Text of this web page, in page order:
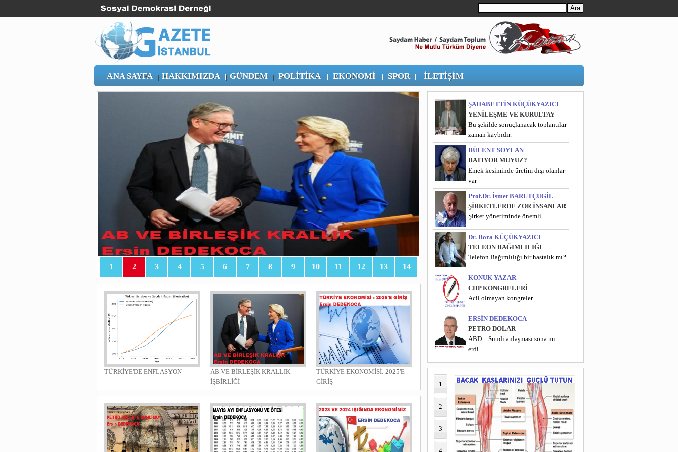
ANA SAYFA | HAKKIMIZDA | GÜNDEM| POLİTİKA | EKONOMİ | SPOR| İLETİŞİM
1 2 3 4 5 6 7 8 9 10 11 12 13 14
TÜRKİYE'DE ENFLASYON
AB VE BİRLEŞİK KRALLIK
İŞBİRLİĞİ
TÜRKİYE EKONOMİSİ: 2025'E
GİRİŞ
ŞAHABETTİN KÜÇÜKYAZICI
YENİLEŞME VE KURULTAY
Bu şekilde sonuçlanacak toplantılar
zaman kaybıdır.
BÜLENT SOYLAN
BATIYOR MUYUZ?
Emek kesiminde üretim dışı olanlar
var
Prof.Dr. İsmet BARUTÇUGİL
ŞİRKETLERDE ZOR İNSANLAR
Şirket yönetiminde önemli.
Dr. Bora KÜÇÜKYAZICI
TELEON BAĞIMLILIĞI
Telefon Bağımlılığı bir hastalık mı?
KONUK YAZAR
CHP KONGRELERİ
Acil olmayan kongreler.
ERSİN DEDEKOCA
PETRO DOLAR
ABD _ Suudi anlaşması sona mı
erdi.
1
2
3